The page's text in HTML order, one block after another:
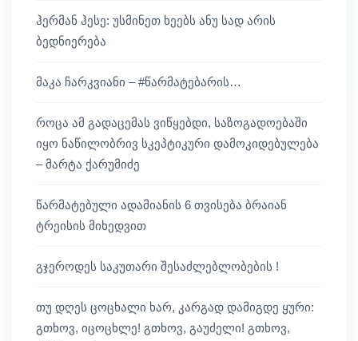
ჰერმან ჰესე: უსმინეთ ხეებს ანუ სად არის
ბედნიერება
მაკა ჩარკვიანი – #წარმატებარის…
როცა ამ გადაცემას ვიწყებდი, საზოგადოებაში
იყო ნაწილობრივ სკეპტიკური დამოკიდებულება
– მარტა ქარუმიძე
წარმატებული ადამიანის 6 თვისება ბრაიან
ტრეისის მიხედვით
გჯეროდეს საკუთარი შესაძლებლობების !
თუ დღეს ცოცხალი ხარ, კარგად დამიგდე ყური:
გთხოვ, იცოცხლე! გთხოვ, გაუძელი! გთხოვ,